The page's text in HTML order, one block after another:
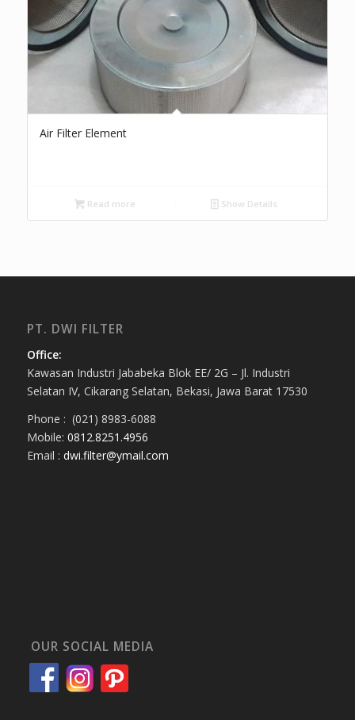
Air Filter Element
Read more Show Details
PT. DWI FILTER
Office:
Kawasan Industri Jababeka Blok EE/ 2G – Jl. Industri
Selatan IV, Cikarang Selatan, Bekasi, Jawa Barat 17530
Phone : (021) 8983-6088
Mobile: 0812.8251.4956
Email : dwi.filter@ymail.com
OUR SOCIAL MEDIA